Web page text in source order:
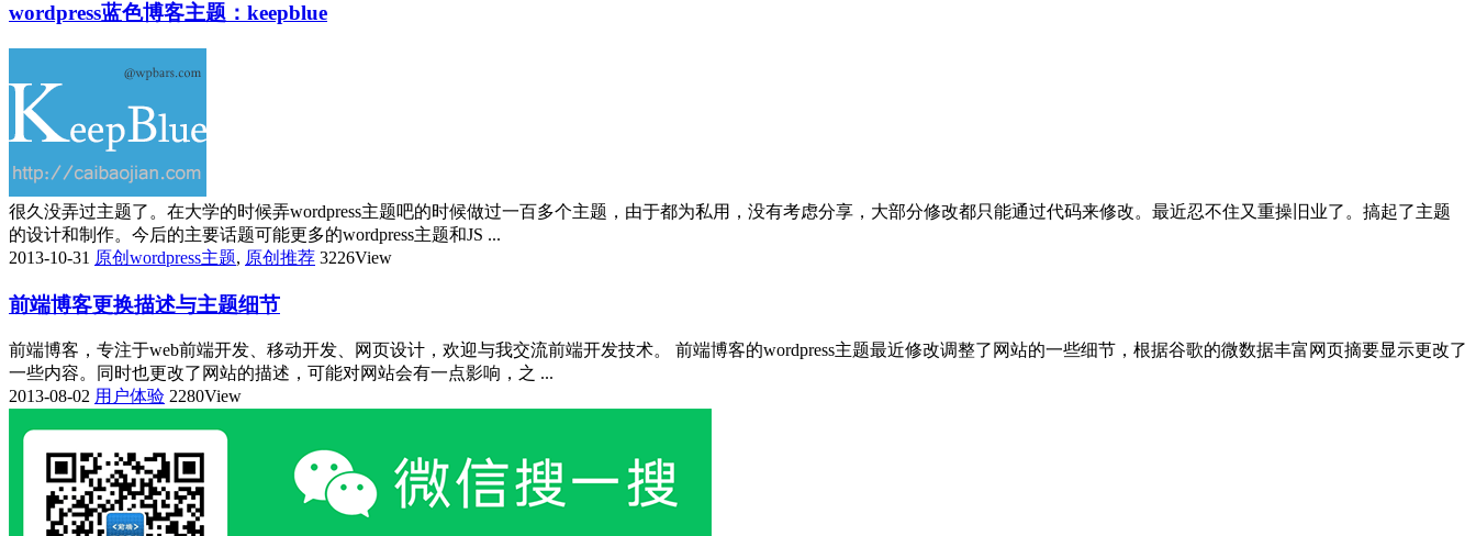
wordpress蓝色博客主题：keepblue
很久没弄过主题了。在大学的时候弄wordpress主题吧的时候做过一百多个主题，由于都为私用，没有考虑分享，大部分修改都只能通过代码来修改。最近忍不住又重操旧业了。搞起了主题
的设计和制作。今后的主要话题可能更多的wordpress主题和JS ...
2013-10-31 原创wordpress主题, 原创推荐 3226View
前端博客更换描述与主题细节
前端博客，专注于web前端开发、移动开发、网页设计，欢迎与我交流前端开发技术。 前端博客的wordpress主题最近修改调整了网站的一些细节，根据谷歌的微数据丰富网页摘要显示更改了
一些内容。同时也更改了网站的描述，可能对网站会有一点影响，之 ...
2013-08-02 用户体验 2280View